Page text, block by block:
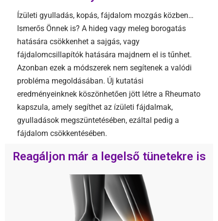
Ízületi gyulladás, kopás, fájdalom mozgás közben…
Ismerős Önnek is? A hideg vagy meleg borogatás
hatására csökkenhet a sajgás, vagy
fájdalomcsillapítók hatására majdnem el is tűnhet.
Azonban ezek a módszerek nem segítenek a valódi
probléma megoldásában. Új kutatási
eredményeinknek köszönhetően jött létre a Rheumato
kapszula, amely segíthet az ízületi fájdalmak,
gyulladások megszüntetésében, ezáltal pedig a
fájdalom csökkentésében.
Reagáljon már a legelső tünetekre is